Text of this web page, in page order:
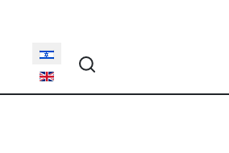
language